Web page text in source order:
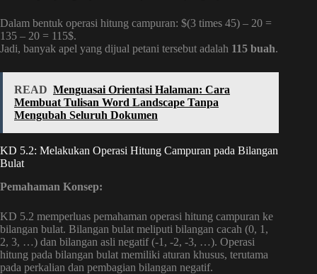
Dalam bentuk operasi hitung campuran: $(3 times 45) – 20 =
135 – 20 = 115$.
Jadi, banyak apel yang dijual petani tersebut adalah 115 buah.
READ Menguasai Orientasi Halaman: Cara
Membuat Tulisan Word Landscape Tanpa
Mengubah Seluruh Dokumen
KD 5.2: Melakukan Operasi Hitung Campuran pada Bilangan
Bulat
Pemahaman Konsep:
KD 5.2 memperluas pemahaman operasi hitung campuran ke
bilangan bulat. Bilangan bulat meliputi bilangan cacah (0, 1,
2, 3, …) dan bilangan asli negatif (-1, -2, -3, …). Operasi
hitung pada bilangan bulat memiliki aturan khusus, terutama
pada perkalian dan pembagian bilangan negatif.